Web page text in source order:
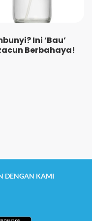
Ini ‘Bau’
Berbahaya!
DENGAN KAMI